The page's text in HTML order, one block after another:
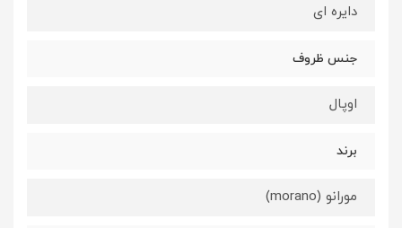
دایره ای
جنس ظروف
اوپال
برند
مورانو (morano)